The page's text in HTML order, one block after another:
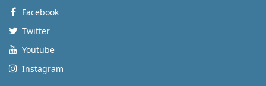
Facebook
Twitter
Youtube
Instagram